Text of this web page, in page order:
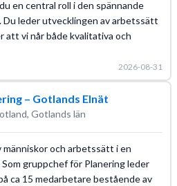
en central roll i den spännande
Du leder utvecklingen av arbetssätt
att vi når både kvalitativa och
2026-08-31
– Gotlands Elnät
Gotlands län
och arbetssätt i en
gruppchef för Planering leder
ca 15 medarbetare bestående av